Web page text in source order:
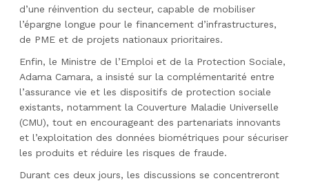
d’une réinvention du secteur, capable de mobiliser
l’épargne longue pour le financement d’infrastructures,
de PME et de projets nationaux prioritaires.
Enfin, le Ministre de l’Emploi et de la Protection Sociale,
Adama Camara, a insisté sur la complémentarité entre
l’assurance vie et les dispositifs de protection sociale
existants, notamment la Couverture Maladie Universelle
(CMU), tout en encourageant des partenariats innovants
et l’exploitation des données biométriques pour sécuriser
les produits et réduire les risques de fraude.
Durant ces deux jours, les discussions se concentreront